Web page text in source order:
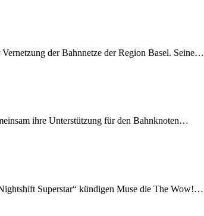
der Bahnnetze der Region Basel. Seine…
ihre Unterstützung für den Bahnknoten…
Superstar“ kündigen Muse die The Wow!…